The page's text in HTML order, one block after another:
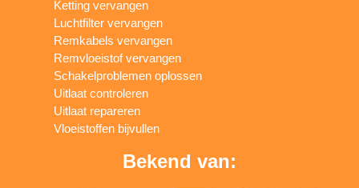
Ketting vervangen
Luchtfilter vervangen
Remkabels vervangen
Remvloeistof vervangen
Schakelproblemen oplossen
Uitlaat controleren
Uitlaat repareren
Vloeistoffen bijvullen
Bekend van: